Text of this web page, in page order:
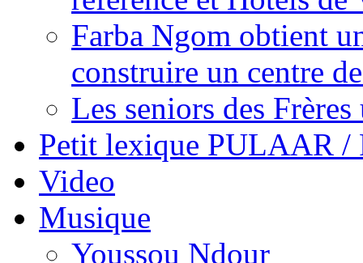
Farba Ngom obtient
construire un centre
Les seniors des Frères
Petit lexique PULAAR
Video
Musique
Youssou Ndour